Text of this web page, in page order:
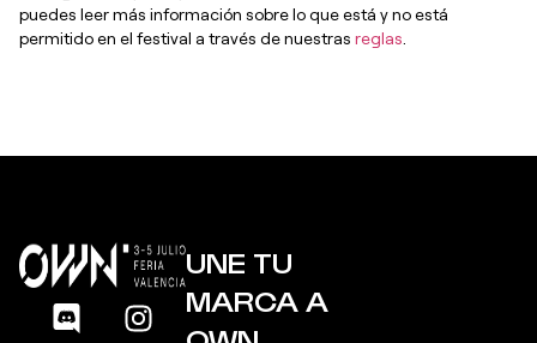
puedes leer más información sobre lo que está y no está
permitido en el festival a través de nuestras reglas
UNE TU
MARCA A